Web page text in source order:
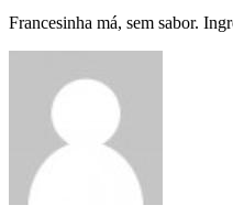
Francesinha má, sem sabor.